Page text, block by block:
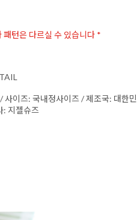
턴은 다르실 수 있습니다 *
이즈: 국내정사이즈 / 제조국: 대한민
: 지젤슈즈